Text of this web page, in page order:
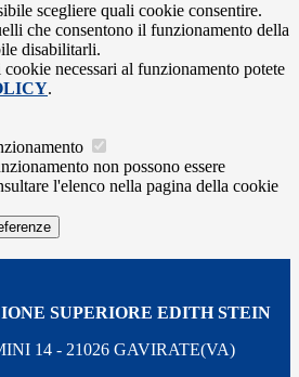
scegliere quali cookie consentire.
che consentono il funzionamento della
disabilitarli.
necessari al funzionamento potete
.
non possono essere
l'elenco nella pagina della cookie
SUPERIORE EDITH STEIN
14 - 21026 GAVIRATE(VA)